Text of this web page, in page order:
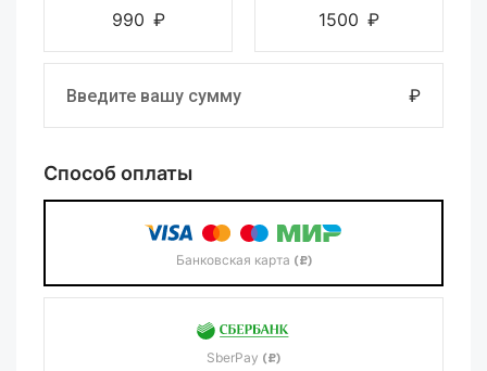
990 ₽ 1500 ₽
₽
Способ оплаты
Банковская карта (₽)
SberPay (₽)